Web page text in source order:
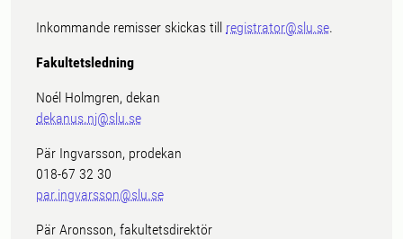
Inkommande remisser skickas till registrator@slu.se.
Fakultetsledning
Noél Holmgren, dekan
dekanus.nj@slu.se
Pär Ingvarsson, prodekan
018-67 32 30
par.ingvarsson@slu.se
Pär Aronsson, fakultetsdirektör